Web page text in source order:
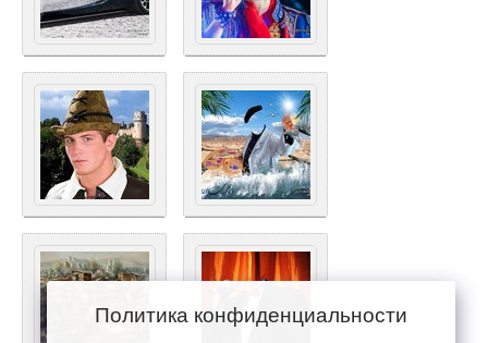
Политика конфиденциальности